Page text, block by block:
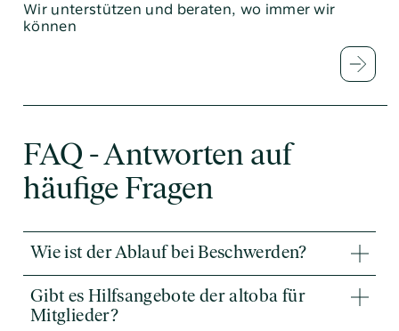
Wir unterstützen und beraten, wo immer wir
können
FAQ - Antworten auf
häufige Fragen
Wie ist der Ablauf bei Beschwerden?
Gibt es Hilfsangebote der altoba für
Mitglieder?